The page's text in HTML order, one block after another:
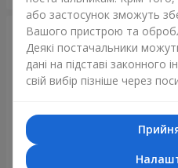
або застосунок зможуть
Вашого пристрою та
Деякі постачальники
дані на підставі законного
свій вибір пізніше через